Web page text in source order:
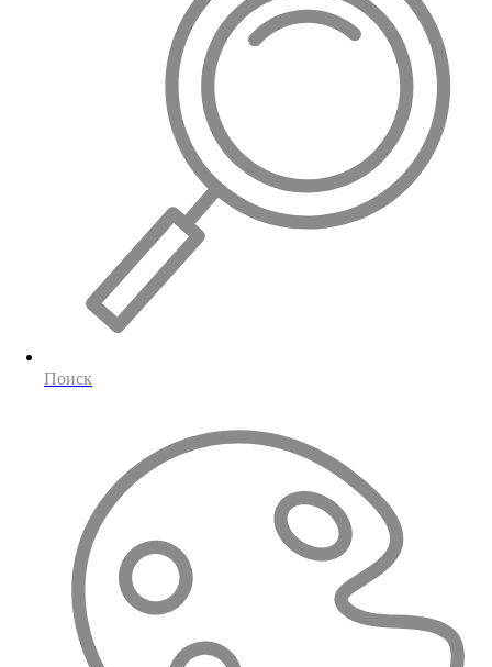
Поиск